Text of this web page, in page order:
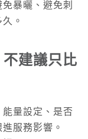
暴曬、避免刺
。
建議只比
量設定、是否
服務影響。